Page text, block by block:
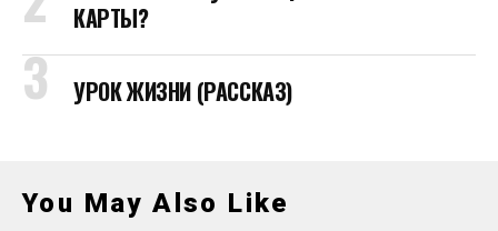
КАРТЫ?
УРОК ЖИЗНИ (РАССКАЗ)
You May Also Like